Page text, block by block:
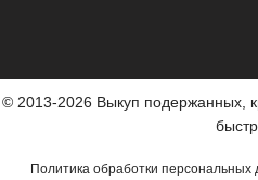
© 2013-2026 Выкуп подержанных,
Политика обработки персональных